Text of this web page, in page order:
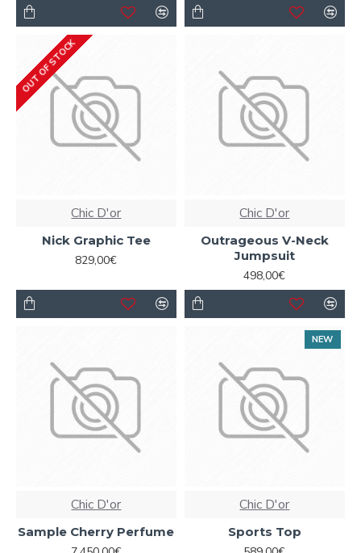
OUT OF STOCK
Chic D'or
Nick Graphic Tee
829,00€
Chic D'or
Outrageous V-Neck
Jumpsuit
498,00€
Chic D'or
Sample Cherry Perfume
NEW
Chic D'or
Sports Top